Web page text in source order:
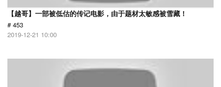
【越哥】一部被低估的传记电影，由于题材太敏感被雪藏！
# 453
2019-12-21 10:00